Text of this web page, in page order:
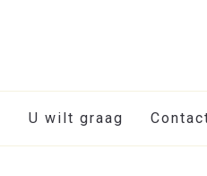
U wilt graag